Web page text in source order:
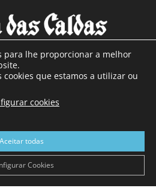
NÓS
Rainha e mais de 90 anos de
com mais de 40.000 leitores por
com distribuição em Portugal
e assinatura online.
para lhe proporcionar a melhor
cookies que estamos a utilizar ou
cookies
Aceitar todas
Cookies